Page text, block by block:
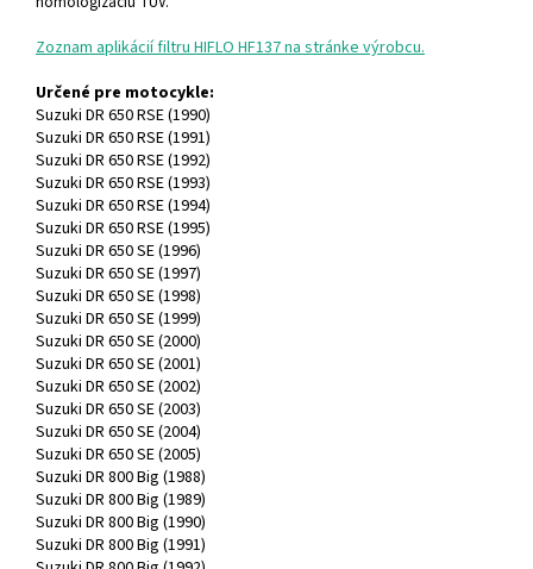
Zoznam aplikácií filtru HIFLO HF137 na stránke výrobcu.
Určené pre motocykle:
Suzuki DR 650 RSE (1990)
Suzuki DR 650 RSE (1991)
Suzuki DR 650 RSE (1992)
Suzuki DR 650 RSE (1993)
Suzuki DR 650 RSE (1994)
Suzuki DR 650 RSE (1995)
Suzuki DR 650 SE (1996)
Suzuki DR 650 SE (1997)
Suzuki DR 650 SE (1998)
Suzuki DR 650 SE (1999)
Suzuki DR 650 SE (2000)
Suzuki DR 650 SE (2001)
Suzuki DR 650 SE (2002)
Suzuki DR 650 SE (2003)
Suzuki DR 650 SE (2004)
Suzuki DR 650 SE (2005)
Suzuki DR 800 Big (1988)
Suzuki DR 800 Big (1989)
Suzuki DR 800 Big (1990)
Suzuki DR 800 Big (1991)